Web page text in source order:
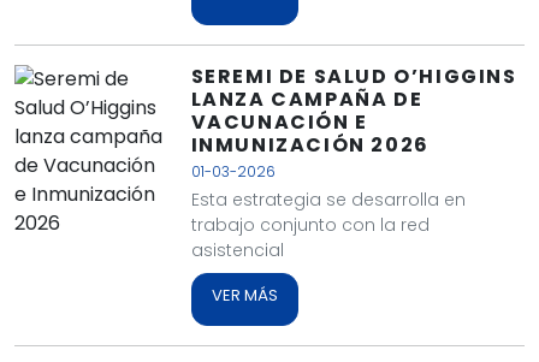
SEREMI DE SALUD O’HIGGINS
LANZA CAMPAÑA DE
VACUNACIÓN E
INMUNIZACIÓN 2026
01-03-2026
Esta estrategia se desarrolla en
trabajo conjunto con la red
asistencial
VER MÁS